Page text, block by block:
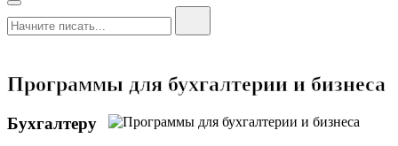
Программы для бухгалтерии и бизнеса
Бухгалтеру